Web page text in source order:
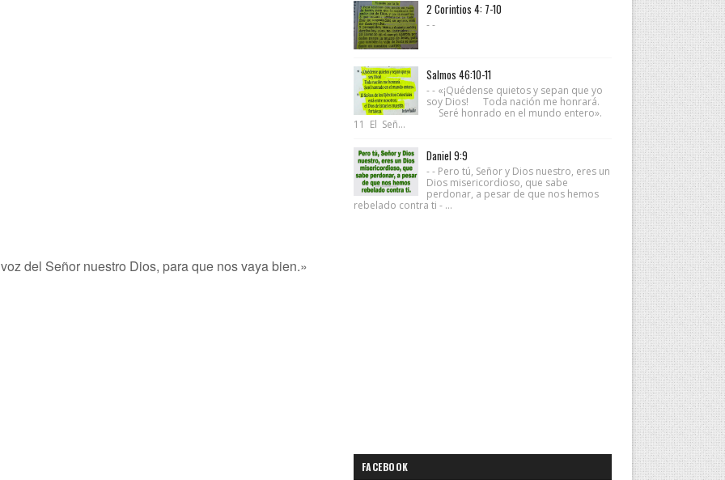
del Señor nuestro Dios, para que nos vaya bien.»
2 Corintios 4: 7-10
- -
Salmos 46:10-11
- - «¡Quédense quietos y sepan que yo
soy Dios! Toda nación me honrará.
Seré honrado en el mundo entero».
11 El Señ...
Daniel 9:9
- - Pero tú, Señor y Dios nuestro, eres un
Dios misericordioso, que sabe
perdonar, a pesar de que nos hemos
rebelado contra ti - ...
FACEBOOK